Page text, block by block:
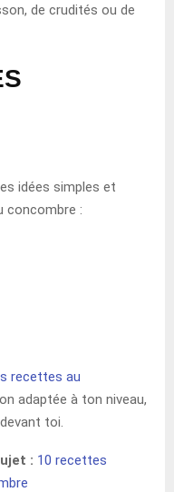
de crudités ou de
idées simples et
concombre :
recettes au
adaptée à ton niveau,
toi.
: 10 recettes